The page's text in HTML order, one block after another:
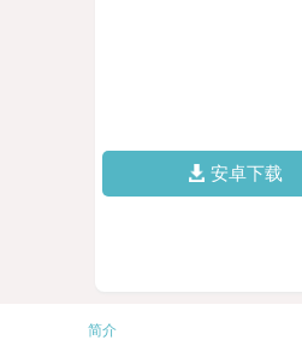
安卓下载
简介